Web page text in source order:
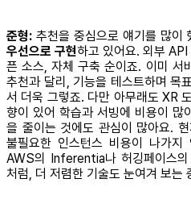
준형: 추천을 중심으로 얘기를 많이
우선으로 구현하고 있어요. 외부
픈 소스, 자체 구축 순이죠. 이미 서
추천과 달리, 기능을 테스트하며 목
서 더욱 그렇죠. 다만 아무래도 XR
향이 있어 학습과 서빙에 비용이 많
을 줄이는 것에도 관심이 많아요.
불필요한 인스턴스 비용이 나가
AWS의 Inferentia나 허깅페이스
처럼, 더 저렴한 기술도 눈여겨 보는